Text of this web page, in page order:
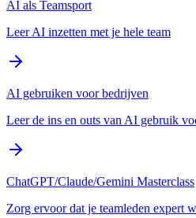
AI als Teamsport
Leer AI inzetten met je hele team
AI gebruiken voor bedrijven
Leer de ins en outs van AI gebruik
ChatGPT/Claude/Gemini Masterclass
Zorg ervoor dat je teamleden expert